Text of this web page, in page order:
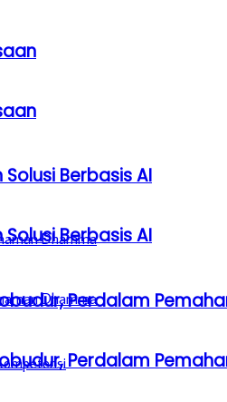
Berbasis AI
Perdalam
Berbasis AI
Perdalam